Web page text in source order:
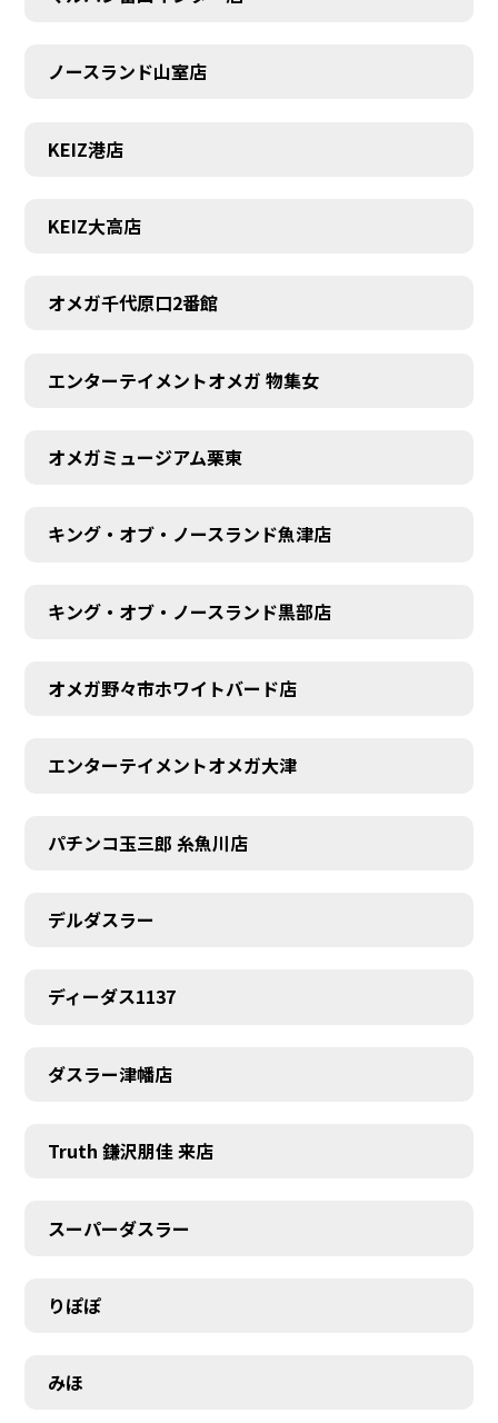
ノースランド山室店
KEIZ港店
KEIZ大高店
オメガ千代原口2番館
エンターテイメントオメガ 物集女
オメガミュージアム栗東
キング・オブ・ノースランド魚津店
キング・オブ・ノースランド黒部店
オメガ野々市ホワイトバード店
エンターテイメントオメガ大津
パチンコ玉三郎 糸魚川店
デルダスラー
ディーダス1137
ダスラー津幡店
Truth 鎌沢朋佳 来店
スーパーダスラー
りぽぽ
みほ